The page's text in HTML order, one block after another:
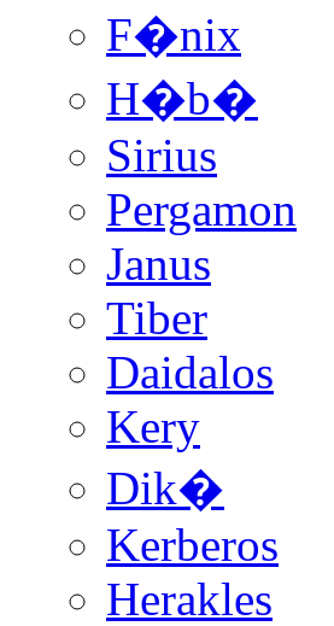
F�nix
H�b�
Sirius
Pergamon
Janus
Tiber
Daidalos
Kery
Dik�
Kerberos
Herakles